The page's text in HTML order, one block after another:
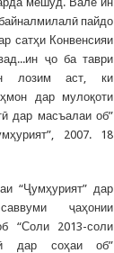
пайдо
сатҳи Конвенсияи
ҷо ба таври
лозим аст, ки
дар мулоқоти
дар масъалаи об”
2007. 18
дар
ҷаҳонии
“Соли 2013-соли
дар соҳаи об”